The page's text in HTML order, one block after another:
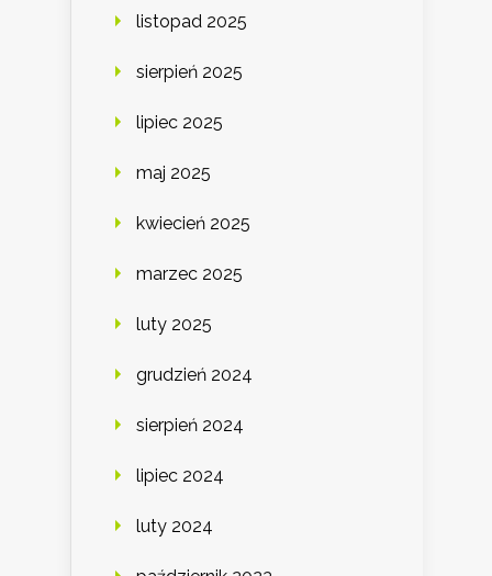
listopad 2025
sierpień 2025
lipiec 2025
maj 2025
kwiecień 2025
marzec 2025
luty 2025
grudzień 2024
sierpień 2024
lipiec 2024
luty 2024